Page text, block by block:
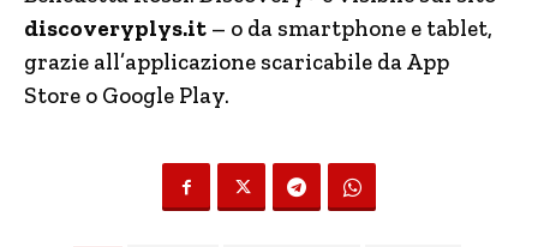
discoveryplys.it – o da smartphone e tablet,
grazie all’applicazione scaricabile da App
Store o Google Play.